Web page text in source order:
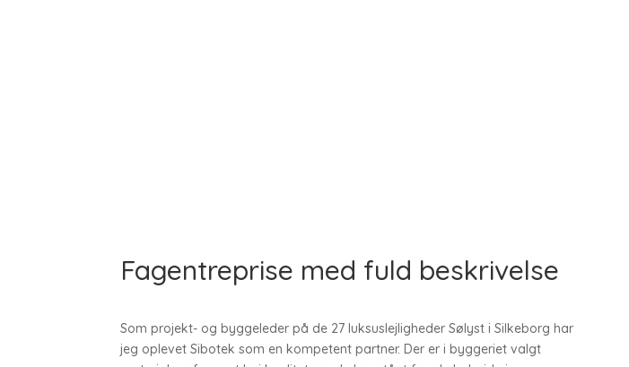
Fagentreprise med fuld beskrivelse
Som projekt- og byggeleder på de 27 luksuslejligheder Sølyst i Silkeborg har
jeg oplevet Sibotek som en kompetent partner. Der er i byggeriet valgt